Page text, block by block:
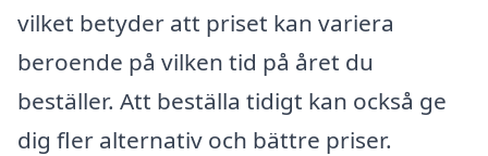
vilket betyder att priset kan variera
beroende på vilken tid på året du
beställer. Att beställa tidigt kan också ge
dig fler alternativ och bättre priser.